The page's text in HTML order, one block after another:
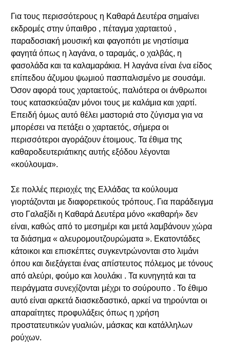
Για τους περισσότερους η Καθαρά Δευτέρα σημαίνει
εκδρομές στην ύπαιθρο , πέταγμα χαρταετού ,
παραδοσιακή μουσική και φαγοπότι με νηστίσιμα
φαγητά όπως η λαγάνα, ο ταραμάς, ο χαλβάς, η
φασολάδα και τα καλαμαράκια. Η λαγάνα είναι ένα είδος
επίπεδου άζυμου ψωμιού πασπαλισμένο με σουσάμι.
Όσον αφορά τους χαρταετούς, παλιότερα οι άνθρωποι
τους κατασκεύαζαν μόνοι τους με καλάμια και χαρτί.
Επειδή όμως αυτό θέλει μαστοριά στο ζύγισμα για να
μπορέσει να πετάξει ο χαρταετός, σήμερα οι
περισσότεροι αγοράζουν έτοιμους. Τα έθιμα της
καθαροδευτεριάτικης αυτής εξόδου λέγονται
«κούλουμα».
Σε πολλές περιοχές της Ελλάδας τα κούλουμα
γιορτάζονται με διαφορετικούς τρόπους. Για παράδειγμα
στο Γαλαξίδι η Καθαρά Δευτέρα μόνο «καθαρή» δεν
είναι, καθώς από το μεσημέρι και μετά λαμβάνουν χώρα
τα διάσημα « αλευρομουτζουρώματα ». Εκατοντάδες
κάτοικοι και επισκέπτες συγκεντρώνονται στο λιμάνι
όπου και διεξάγεται ένας απίστευτος πόλεμος με τόνους
από αλεύρι, φούμο και λουλάκι . Τα κυνηγητά και τα
πειράγματα συνεχίζονται μέχρι το σούρουπο . Το έθιμο
αυτό είναι αρκετά διασκεδαστικό, αρκεί να τηρούνται οι
απαραίτητες προφυλάξεις όπως η χρήση
προστατευτικών γυαλιών, μάσκας και κατάλληλων
ρούχων.